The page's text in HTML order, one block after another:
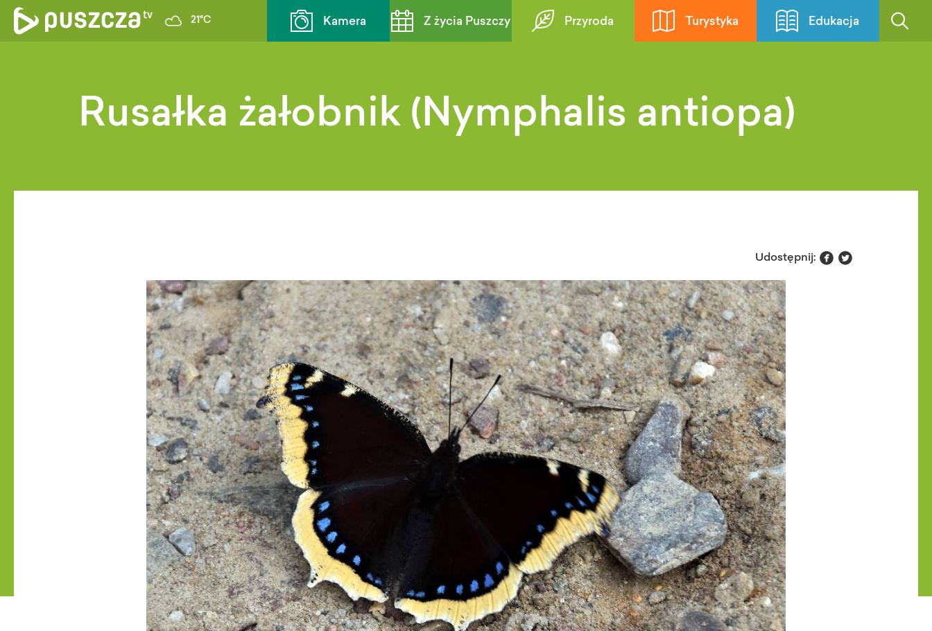
21°C Kamera Z życia Puszczy Przyroda Turystyka Edukacja
Rusałka żałobnik (Nymphalis antiopa)
Udostępnij:  